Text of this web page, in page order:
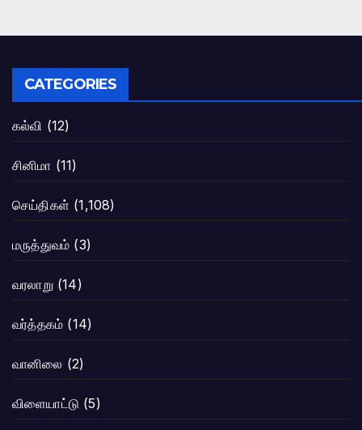
CATEGORIES
கல்வி (12)
சினிமா (11)
செய்திகள் (1,108)
மருத்துவம் (3)
வரலாறு (14)
வர்த்தகம் (14)
வானிலை (2)
விளையாட்டு (5)